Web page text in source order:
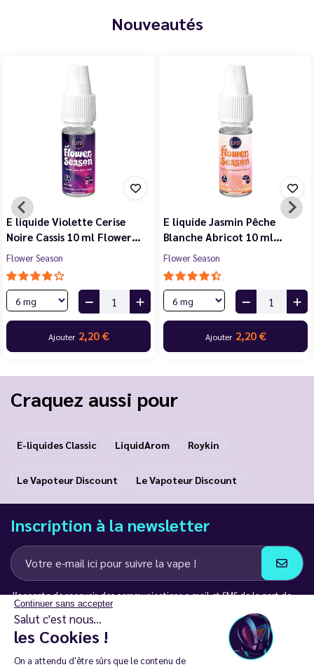
Continuer sans accepter
Salut c'est nous...
les Cookies !
On a attendu d'être sûrs que le contenu de
Nouveautés
E liquide Violette Cerise
Noire Cassis 10 ml Flower…
Flower Season
Ajouter 2,20 €
E liquide Jasmin Pêche
Blanche Abricot 10 ml…
Flower Season
Ajouter 2,20 €
Craquez aussi pour
E-liquides Classic LiquidArom Roykin
Le Vapoteur Discount Le Vapoteur Discount
Inscription à la newsletter
J’accepte de recevoir des communications e-mail et SMS de la part de
LD Groupe
Restez en contact